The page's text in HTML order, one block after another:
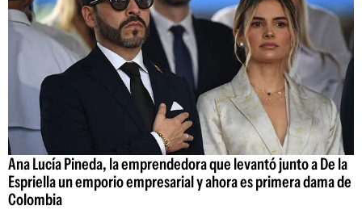
Ana Lucía Pineda, la emprendedora que levantó junto a De la
Espriella un emporio empresarial y ahora es primera dama de
Colombia